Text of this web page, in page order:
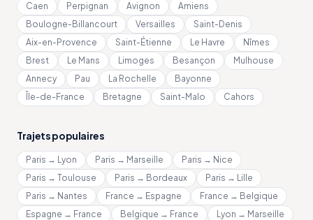
Caen
Perpignan Avignon
Amiens
Boulogne-Billancourt
Versailles
Saint-Denis
Aix-en-Provence
Saint-Étienne Le Havre
Nîmes
Brest
Le Mans Limoges Besançon
Mulhouse
Annecy
Pau La Rochelle
Bayonne
Île-de-France
Bretagne Saint-Malo Cahors
Trajets populaires
Paris → Lyon Paris → Marseille
Paris → Nice
Paris → Toulouse
Paris → Bordeaux
Paris → Lille
Paris → Nantes
France → Espagne
France → Belgique
Espagne → France
Belgique → France
Lyon → Marseille